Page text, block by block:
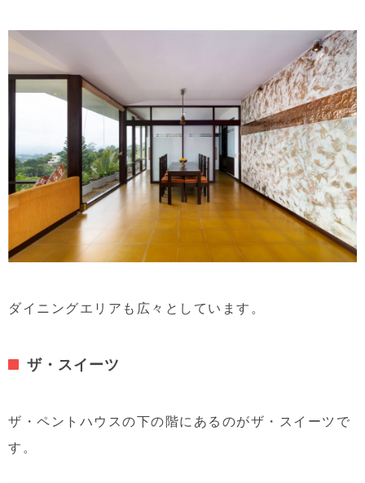
ダイニングエリアも広々としています。
ザ・スイーツ
ザ・ペントハウスの下の階にあるのがザ・スイーツで
す。